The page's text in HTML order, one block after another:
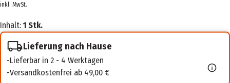
inkl. MwSt.
Inhalt: 1 Stk.
Lieferung nach Hause
Lieferbar in 2 - 4 Werktagen
Versandkostenfrei ab 49,00 €